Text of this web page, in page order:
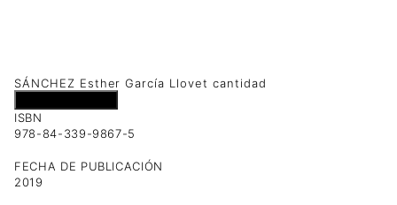
SÁNCHEZ Esther García Llovet cantidad
ISBN
978-84-339-9867-5
FECHA DE PUBLICACIÓN
2019